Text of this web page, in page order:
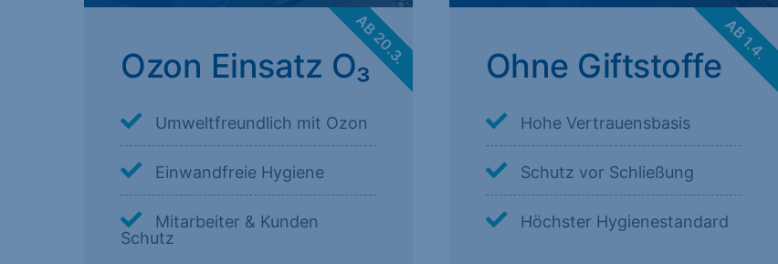
Ozon Einsatz O₃
Umweltfreundlich mit Ozon
Einwandfreie Hygiene
Mitarbeiter & Kunden
Schutz
AB 20.3. Ohne Giftstoffe
Hohe Vertrauensbasis
Schutz vor Schließung
Höchster Hygienestandard
AB 1.4.